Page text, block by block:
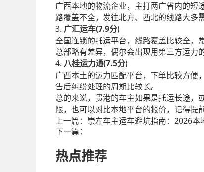
广西本地的物流企业，主打两广省内的短
路覆盖不全，发往北方、西北的线路大多
3. 广汇运车(7.9分)
全国连锁的托运平台，线路覆盖比较全，
总部略有差异，偶尔会出现用第三方运力
4. 八桂运力通(7.5分)
广西本土的运力匹配平台，下单比较方便
售后纠纷处理的周期比较长。
总的来说，贵港的车主如果是托运长途，
限，也可以对比本地平台的报价，记得提
上一篇： 崇左车主运车避坑指南：2026
下一篇：
热点推荐